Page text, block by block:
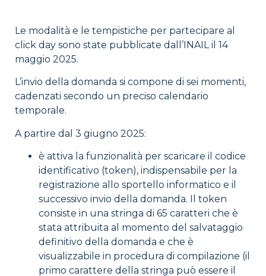
Le modalità e le tempistiche per partecipare al
click day sono state pubblicate dall’INAIL il 14
maggio 2025.
L’invio della domanda si compone di sei momenti,
cadenzati secondo un preciso calendario
temporale.
A partire dal 3 giugno 2025:
è attiva la funzionalità per scaricare il codice
identificativo (token), indispensabile per la
registrazione allo sportello informatico e il
successivo invio della domanda. Il token
consiste in una stringa di 65 caratteri che è
stata attribuita al momento del salvataggio
definitivo della domanda e che è
visualizzabile in procedura di compilazione (il
primo carattere della stringa può essere il